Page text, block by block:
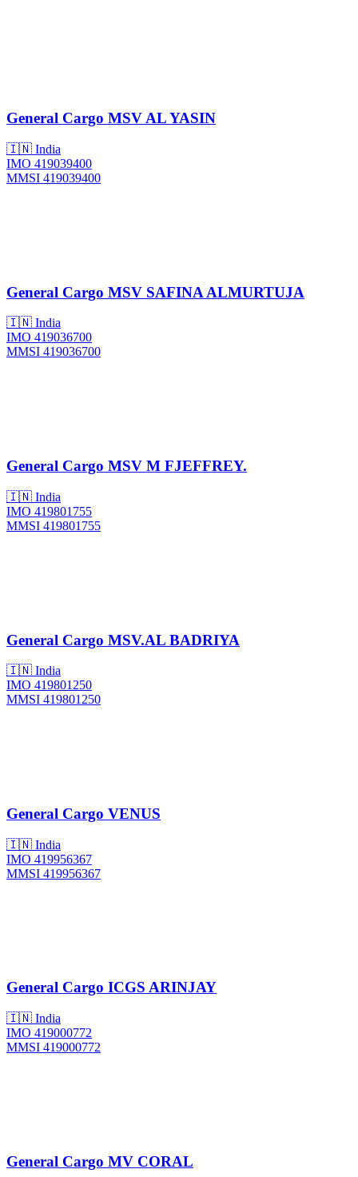
General Cargo MSV AL YASIN
🇮🇳 India
IMO 419039400
MMSI 419039400
General Cargo MSV SAFINA ALMURTUJA
🇮🇳 India
IMO 419036700
MMSI 419036700
General Cargo MSV M FJEFFREY.
🇮🇳 India
IMO 419801755
MMSI 419801755
General Cargo MSV.AL BADRIYA
🇮🇳 India
IMO 419801250
MMSI 419801250
General Cargo VENUS
🇮🇳 India
IMO 419956367
MMSI 419956367
General Cargo ICGS ARINJAY
🇮🇳 India
IMO 419000772
MMSI 419000772
General Cargo MV CORAL